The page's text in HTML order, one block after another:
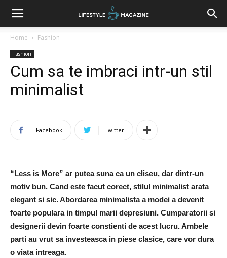
Home Fashion
Fashion
Cum sa te imbraci intr-un stil
minimalist
Facebook Twitter
“Less is More” ar putea suna ca un cliseu, dar dintr-un
motiv bun. Cand este facut corect, stilul minimalist arata
elegant si sic. Abordarea minimalista a modei a devenit
foarte populara in timpul marii depresiuni. Cumparatorii si
designerii devin foarte constienti de acest lucru. Ambele
parti au vrut sa investeasca in piese clasice, care vor dura
o viata intreaga.